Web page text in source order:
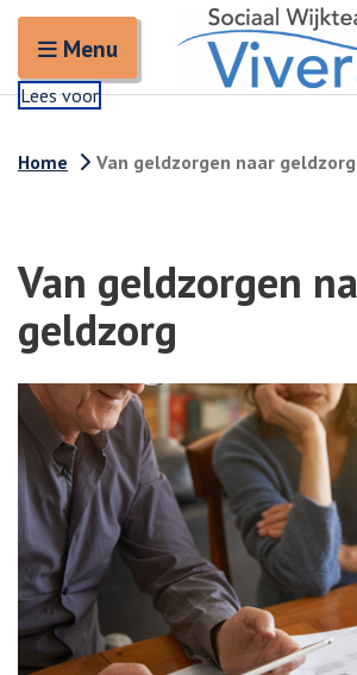
Open en sluit het
Menu
Lees voor
Home Van geldzorgen naar geldzorg
Van geldzorgen
geldzorg